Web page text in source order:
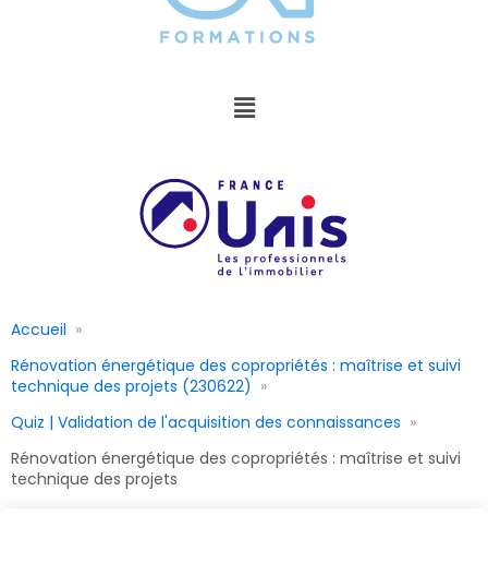
Accueil
Rénovation énergétique des copropriétés : maîtrise et suivi
technique des projets (230622)
Quiz | Validation de l'acquisition des connaissances
Rénovation énergétique des copropriétés : maîtrise et suivi
technique des projets